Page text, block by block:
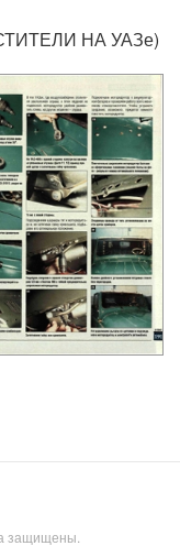
НА УАЗе)
защищены.